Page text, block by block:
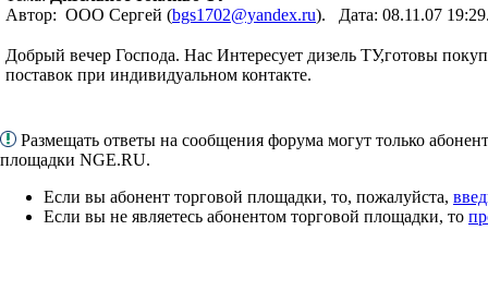
Автор: ООО Сергей (bgs1702@yandex.ru). Дата: 08.11.07
Добрый вечер Господа. Нас Интересует дизель ТУ,готовы
поставок при индивидуальном контакте.
Размещать ответы на сообщения форума могут только
площадки NGE.RU.
Если вы абонент торговой площадки, то, пожалуйста,
Если вы не являетесь абонентом торговой площадки, то